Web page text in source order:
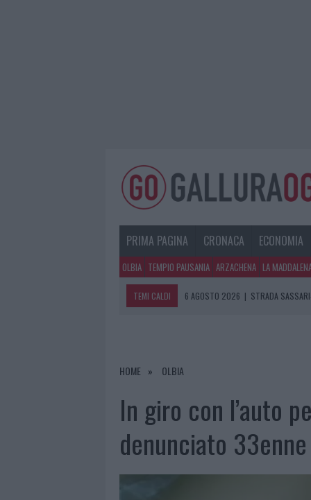
PRIMA PAGINA CRONACA ECONOMIA
OLBIA TEMPIO PAUSANIA ARZACHENA LA
TEMI CALDI 6 AGOSTO 2026 | STRADA
6 AGOSTO 2026 | EVENTI IN
6 AGOSTO 2026
HOME OLBIA
In giro con l’auto
denunciato 33enne